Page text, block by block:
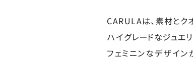
CARULAは、素材とク
ハイグレードなジュエ
フェミニンなデザイン